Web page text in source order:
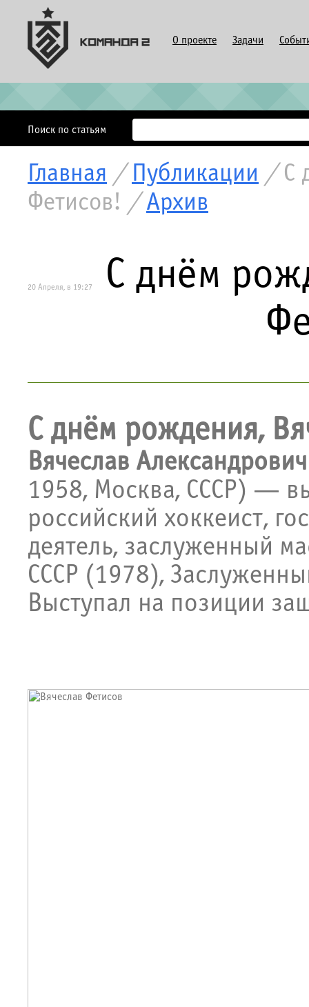
О проекте Задачи
Поиск по статьям
Главная / Публикации / С
Фетисов! / Архив
20 Апреля, в 19:27
С днём
С днём рождения,
Вячеслав
1958, Москва, СССР) —
российский хоккеист,
деятель, заслуженный
СССР (1978),
Выступал на позиции